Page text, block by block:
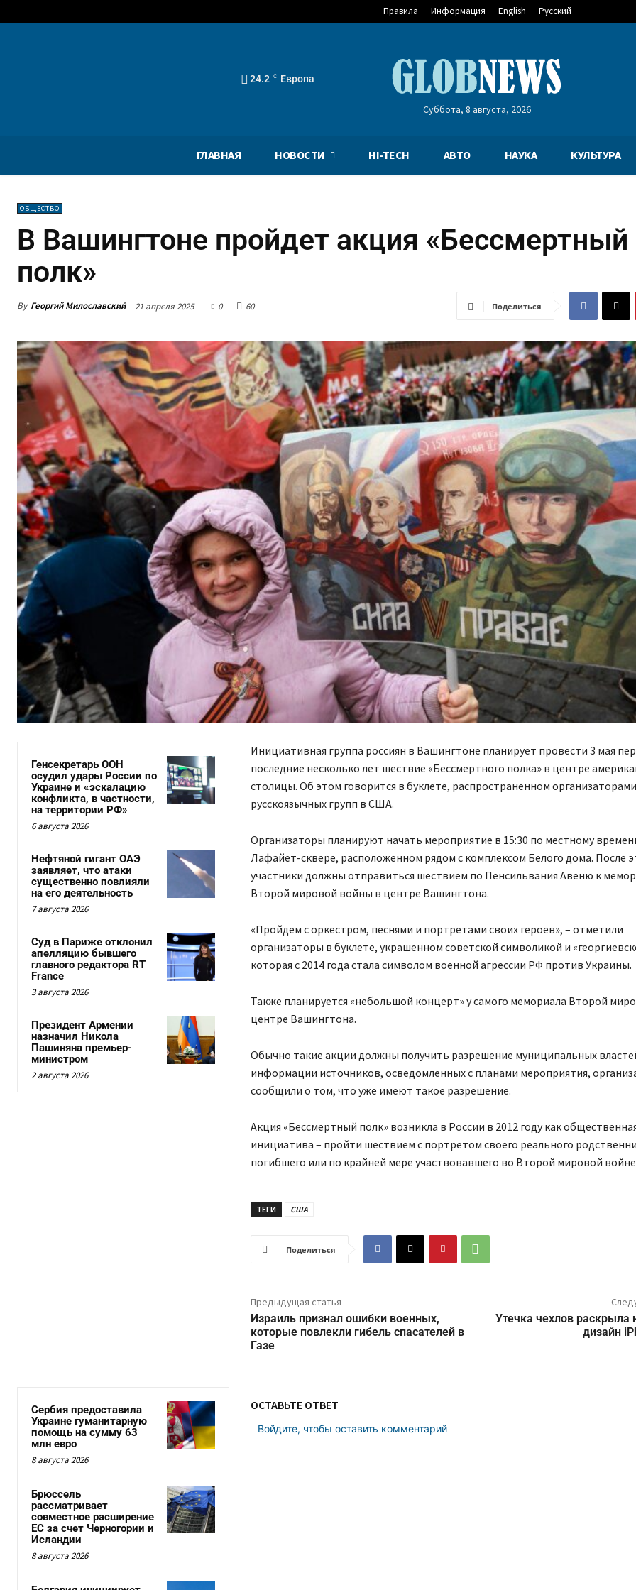
Правила Информация English Русский
24.2 C Европа
Суббота, 8 августа, 2026
ГЛАВНАЯ НОВОСТИ HI-TECH АВТО НАУКА КУЛЬТУРА
ОБЩЕСТВО
В Вашингтоне пройдет акция «Бессмертный
полк»
By Георгий Милославский 21 апреля 2025 0 60 Поделиться
Генсекретарь ООН
осудил удары России по
Украине и «эскалацию
конфликта, в частности,
на территории РФ»
6 августа 2026
Нефтяной гигант ОАЭ
заявляет, что атаки
существенно повлияли
на его деятельность
7 августа 2026
Суд в Париже отклонил
апелляцию бывшего
главного редактора RT
France
3 августа 2026
Президент Армении
назначил Никола
Пашиняна премьер-
министром
2 августа 2026
Инициативная группа россиян в Вашингтоне планирует провести 3 мая
последние несколько лет шествие «Бессмертного полка» в центре
столицы. Об этом говорится в буклете, распространенном
русскоязычных групп в США.
Организаторы планируют начать мероприятие в 15:30 по местному
Лафайет-сквере, расположенном рядом с комплексом Белого дома. После
участники должны отправиться шествием по Пенсильвания Авеню к
Второй мировой войны в центре Вашингтона.
«Пройдем с оркестром, песнями и портретами своих героев», – отметили
организаторы в буклете, украшенном советской символикой и
которая с 2014 года стала символом военной агрессии РФ против Украины.
Также планируется «небольшой концерт» у самого мемориала Второй
центре Вашингтона.
Обычно такие акции должны получить разрешение муниципальных
информации источников, осведомленных с планами мероприятия,
сообщили о том, что уже имеют такое разрешение.
Акция «Бессмертный полк» возникла в России в 2012 году как
инициатива – пройти шествием с портретом своего реального
погибшего или по крайней мере участвовавшего во Второй мировой
ТЕГИ США
Поделиться
Предыдущая статья
Израиль признал ошибки военных,
которые повлекли гибель спасателей в
Газе
Утечка чехлов
дизайн
Сербия предоставила
Украине гуманитарную
помощь на сумму 63
млн евро
8 августа 2026
Брюссель
рассматривает
совместное расширение
ЕС за счет Черногории и
Исландии
8 августа 2026
ОСТАВЬТЕ ОТВЕТ
Войдите, чтобы оставить комментарий